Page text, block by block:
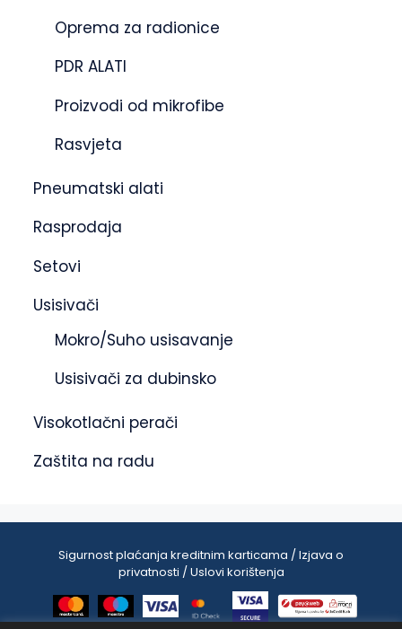
Oprema za radionice
PDR ALATI
Proizvodi od mikrofibe
Rasvjeta
Pneumatski alati
Rasprodaja
Setovi
Usisivači
Mokro/Suho usisavanje
Usisivači za dubinsko
Visokotlačni perači
Zaštita na radu
Sigurnost plaćanja kreditnim karticama / Izjava o
privatnosti / Uslovi korištenja